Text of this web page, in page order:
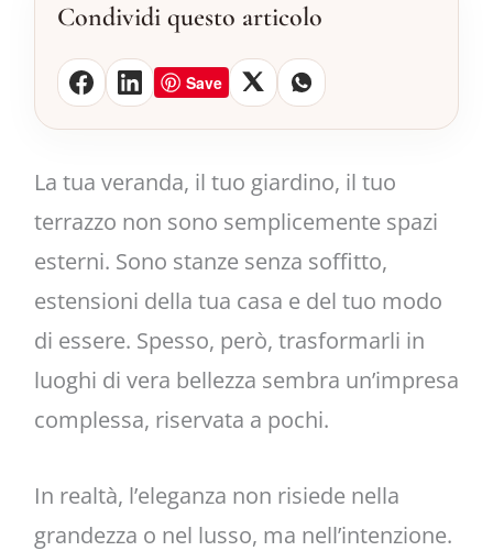
Condividi questo articolo
Save
La tua veranda, il tuo giardino, il tuo
terrazzo non sono semplicemente spazi
esterni. Sono stanze senza soffitto,
estensioni della tua casa e del tuo modo
di essere. Spesso, però, trasformarli in
luoghi di vera bellezza sembra un’impresa
complessa, riservata a pochi.
In realtà, l’eleganza non risiede nella
grandezza o nel lusso, ma nell’intenzione.